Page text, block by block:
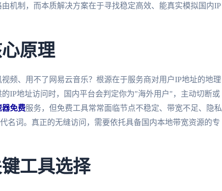
机制，而本质解决方案在于寻找稳定高效、能真实模拟国内IP
原理
频、用不了网易云音乐？根源在于服务商对用户IP地址的地理
IP地址访问时，国内平台会判定你为"海外用户"，主动切断或
器免费服务，但免费工具常常面临节点不稳定、带宽不足、隐私
名词。真正的无缝访问，需要依托具备国内本地带宽资源的专
工具选择